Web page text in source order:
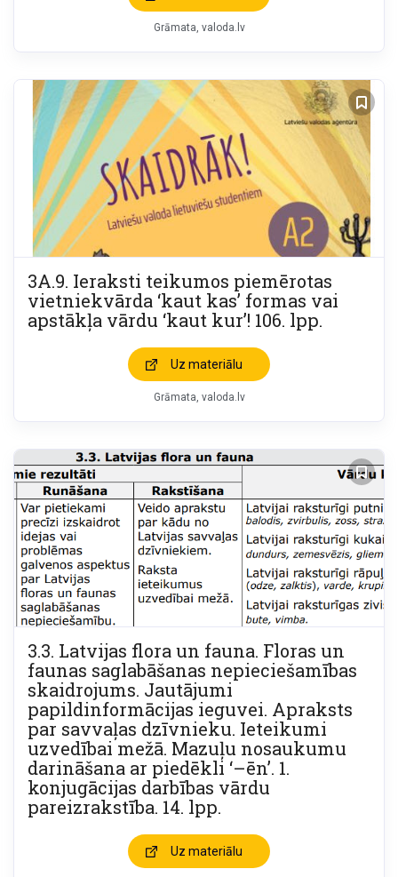
Grāmata valoda.lv
3A.9. Ieraksti teikumos piemērotas
vietniekvārda ‘kaut kas’ formas vai
apstākļa vārdu ‘kaut kur’! 106. lpp.
Uz materiālu
Grāmata valoda.lv
3.3. Latvijas flora un fauna. Floras un
faunas saglabāšanas nepieciešamības
skaidrojums. Jautājumi
papildinformācijas ieguvei. Apraksts
par savvaļas dzīvnieku. Ieteikumi
uzvedībai mežā. Mazuļu nosaukumu
darināšana ar piedēkli ‘–ēn’. 1.
konjugācijas darbības vārdu
pareizrakstība. 14. lpp.
Uz materiālu